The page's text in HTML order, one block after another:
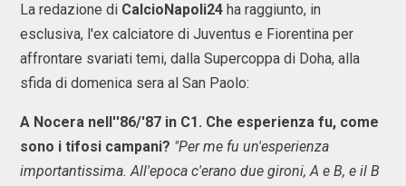
La redazione di CalcioNapoli24 ha raggiunto, in
esclusiva, l'ex calciatore di Juventus e Fiorentina per
affrontare svariati temi, dalla Supercoppa di Doha, alla
sfida di domenica sera al San Paolo:
A Nocera nell''86/'87 in C1. Che esperienza fu, come
sono i tifosi campani? "Per me fu un'esperienza
importantissima. All'epoca c'erano due gironi, A e B, e il B